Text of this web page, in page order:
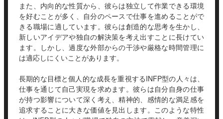
また、内向的な性質から、彼らは独立して作業できる環境
を好むことが多く、自分のペースで仕事を進めることがで
きる職場に適しています。彼らは創造的な思考を生かし、
新しいアイデアや独自の解決策を考え出すことに長けてい
ます。しかし、過度な外部からの干渉や厳格な時間管理に
は適応しにくいことがあります。
長期的な目標と個人的な成長を重視するINFP型の人々は、
仕事を通じて自己実現を求めます。彼らは自分自身の仕事
が持つ影響について深く考え、精神的、感情的な満足感を
追求することに大きな価値を見出します。このような特性